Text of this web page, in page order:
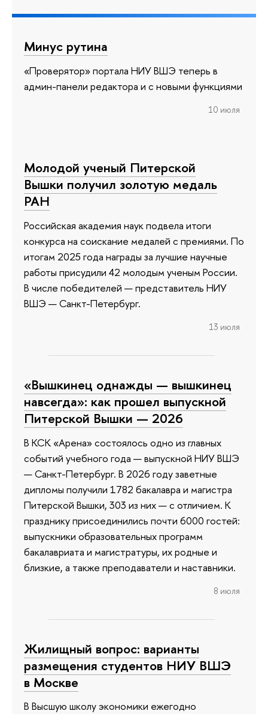
Минус рутина
«Проверятор» портала НИУ ВШЭ теперь в
админ-панели редактора и с новыми функциями
10 июля
Молодой ученый Питерской
Вышки получил золотую медаль
РАН
Российская академия наук подвела итоги
конкурса на соискание медалей с премиями. По
итогам 2025 года награды за лучшие научные
работы присудили 42 молодым ученым России.
В числе победителей — представитель НИУ
ВШЭ — Санкт-Петербург.
13 июля
«Вышкинец однажды — вышкинец
навсегда»: как прошел выпускной
Питерской Вышки — 2026
В КСК «Арена» состоялось одно из главных
событий учебного года — выпускной НИУ ВШЭ
— Санкт-Петербург. В 2026 году заветные
дипломы получили 1782 бакалавра и магистра
Питерской Вышки, 303 из них — с отличием. К
празднику присоединились почти 6000 гостей:
выпускники образовательных программ
бакалавриата и магистратуры, их родные и
близкие, а также преподаватели и наставники.
8 июля
Жилищный вопрос: варианты
размещения студентов НИУ ВШЭ
в Москве
В Высшую школу экономики ежегодно